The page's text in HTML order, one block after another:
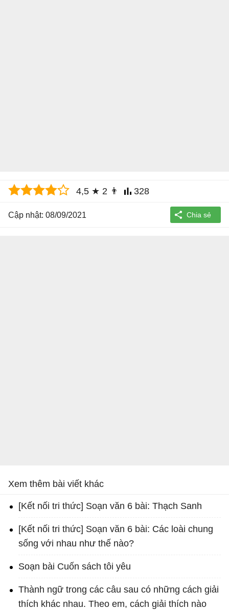
4,5 ★ 2 👨 328
Cập nhật: 08/09/2021
Xem thêm bài viết khác
[Kết nối tri thức] Soạn văn 6 bài: Thạch Sanh
[Kết nối tri thức] Soạn văn 6 bài: Các loài chung
sống với nhau như thế nào?
Soạn bài Cuốn sách tôi yêu
Thành ngữ trong các câu sau có những cách giải
thích khác nhau. Theo em, cách giải thích nào